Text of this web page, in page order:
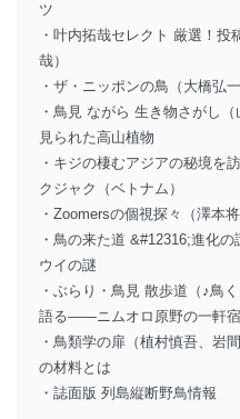
ツ
・叶内拓哉セレクト 厳選！
哉）
・ザ・ニッポンの鳥（大橋弘
・鳥見 ながら 生き物さがし
見られた高山植物
・キジの棲むアジアの秘境
クジャク（ベトナム）
・Zoomersの個視探々（澤
・鳥の来た道 &#12316;進化
ウイの謎
・ぶらり・鳥見 散歩道（♪鳥
語る――ニムオロ原野の一軒宿
・鳥類学の扉（植村慎吾、
の材料とは
・誌面版 列島縦断野鳥情報